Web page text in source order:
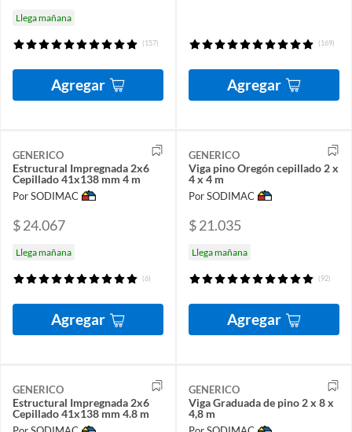
Llega mañana
(157)
Agregar
(169)
Agregar
GENERICO
Estructural Impregnada 2x6
Cepillado 41x138 mm 4 m
Por SODIMAC
$ 24.067
Llega mañana
(6)
Agregar
GENERICO
Viga pino Oregón cepillado 2 x
4 x 4 m
Por SODIMAC
$ 21.035
Llega mañana
(92)
Agregar
GENERICO
Estructural Impregnada 2x6
Cepillado 41x138 mm 4.8 m
GENERICO
Viga Graduada de pino 2 x 8 x
4,8 m